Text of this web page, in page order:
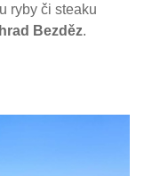
ryby či steaku
Bezděz.